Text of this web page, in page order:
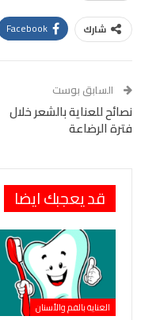
شارك Facebook
Tumblr
البريد الإلكتروني
Digg
السابق بوست
نصائح للعناية بالشعر خلال
فترة الرضاعة
قد يعجبك ايضا
العناية بالفم والأسنان